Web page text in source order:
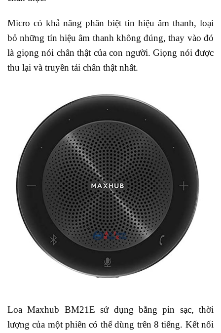
Micro có khả năng phân biệt tín hiệu âm thanh, loại
bỏ những tín hiệu âm thanh không đúng, thay vào đó
là giọng nói chân thật của con người. Giọng nói được
thu lại và truyền tải chân thật nhất.
Loa Maxhub BM21E sử dụng bằng pin sạc, thời
lượng của một phiên có thể dùng trên 8 tiếng. Kết nối